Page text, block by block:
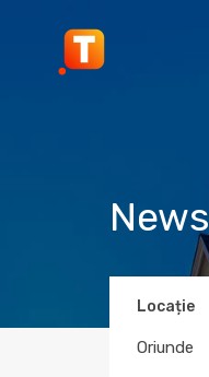
News
Locație
Oriunde